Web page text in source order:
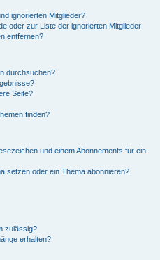
ignorierten Mitglieder?
oder zur Liste der ignorierten Mitglieder
entfernen?
durchsuchen?
Seite?
finden?
und einem Abonnements für ein
setzen oder ein Thema abonnieren?
zulässig?
erhalten?